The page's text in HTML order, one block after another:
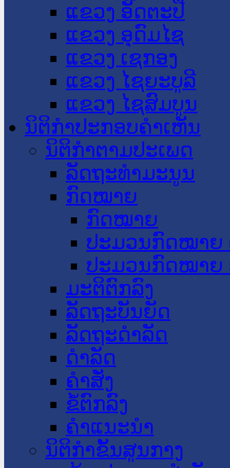
ແຂວງ ອັດຕະປື
ແຂວງ ອຸດົມໄຊ
ແຂວງ ເຊກອງ
ແຂວງ ໄຊຍະບູລີ
ແຂວງ ໄຊສົມບູນ
ນິຕິກໍາປະກອບຄໍາເຫັນ
ນິຕິກໍາຕາມປະເພດ
ລັດຖະທໍາມະນູນ
ກົດໝາຍ
ກົດໝາຍ
ປະມວນກົດໝາຍ
ປະມວນກົດໝາຍ
ມະຕິຕົກລົງ
ລັດຖະບັນຍັດ
ລັດຖະດໍາລັດ
ດໍາລັດ
ຄໍາສັ່ງ
ຂໍ້ຕົກລົງ
ຄໍາແນະນໍາ
ນິຕິກຳຂັ້ນສູນກາງ